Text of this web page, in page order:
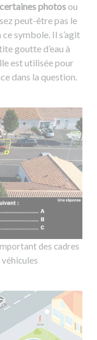
photosou
peut-être pas le
symbole. Il s’agit
goutte d’eau à
est utilisée pour
dans la question.
des cadres